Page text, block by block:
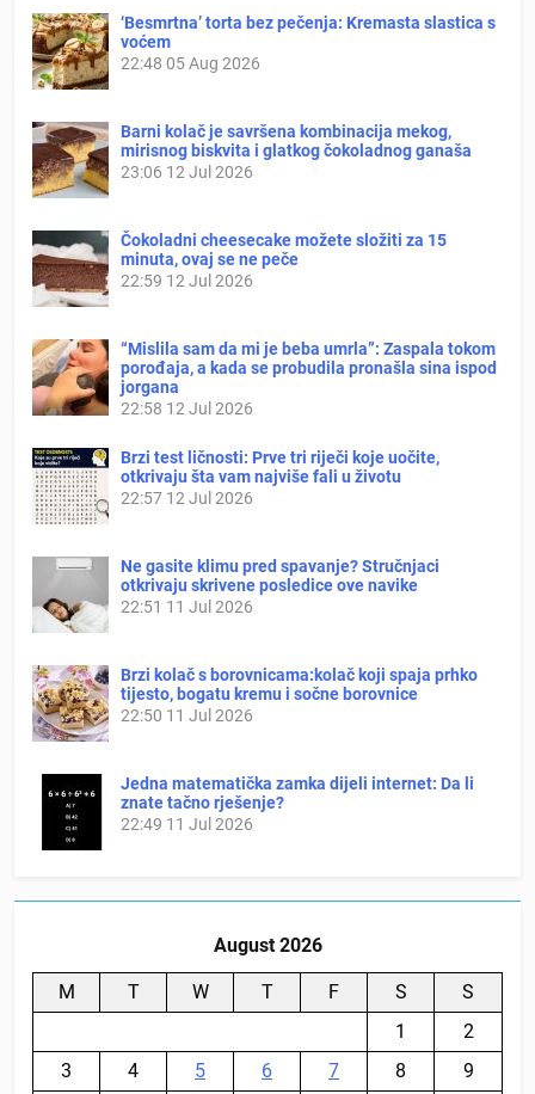
‘Besmrtna’ torta bez pečenja: Kremasta slastica s
voćem
22:48 05 Aug 2026
Barni kolač je savršena kombinacija mekog,
mirisnog biskvita i glatkog čokoladnog ganaša
23:06 12 Jul 2026
Čokoladni cheesecake možete složiti za 15
minuta, ovaj se ne peče
22:59 12 Jul 2026
“Mislila sam da mi je beba umrla”: Zaspala tokom
porođaja, a kada se probudila pronašla sina ispod
jorgana
22:58 12 Jul 2026
Brzi test ličnosti: Prve tri riječi koje uočite,
otkrivaju šta vam najviše fali u životu
22:57 12 Jul 2026
Ne gasite klimu pred spavanje? Stručnjaci
otkrivaju skrivene posledice ove navike
22:51 11 Jul 2026
Brzi kolač s borovnicama:kolač koji spaja prhko
tijesto, bogatu kremu i sočne borovnice
22:50 11 Jul 2026
Jedna matematička zamka dijeli internet: Da li
znate tačno rješenje?
22:49 11 Jul 2026
August 2026
M T W T F S
S
1
2
3
4 5 6 7 8 9